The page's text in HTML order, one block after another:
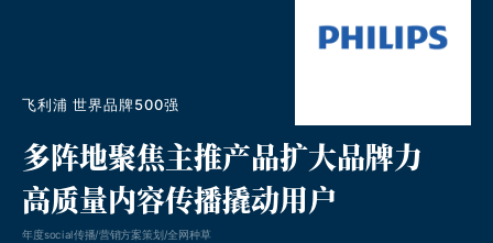
飞利浦 世界品牌500强
多阵地聚焦主推产品扩大品牌力
高质量内容传播撬动用户
年度social传播/营销方案策划/全网种草